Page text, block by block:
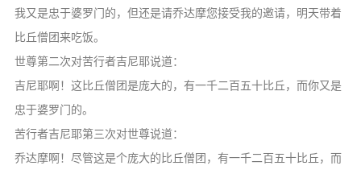
下院风采
搜索
我又是忠于婆罗门的，但还是请乔达摩您接受我的邀请，明天带着
比丘僧团来吃饭。
世尊第二次对苦行者吉尼耶说道：
吉尼耶啊！这比丘僧团是庞大的，有一千二百五十比丘，而你又是
忠于婆罗门的。
苦行者吉尼耶第三次对世尊说道：
乔达摩啊！尽管这是个庞大的比丘僧团，有一千二百五十比丘，而